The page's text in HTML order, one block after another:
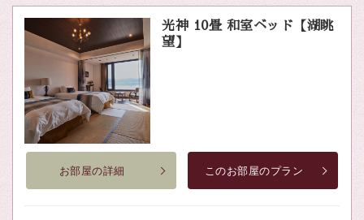
光神 10畳 和室ベッド【湖眺
望】
お部屋の詳細 このお部屋のプラン